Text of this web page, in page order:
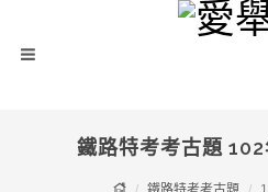
鐵路特考考古題